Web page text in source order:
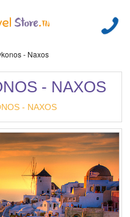
- Naxos
- NAXOS
- NAXOS